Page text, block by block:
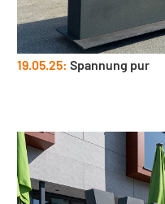
19.05.25: Spannung pur